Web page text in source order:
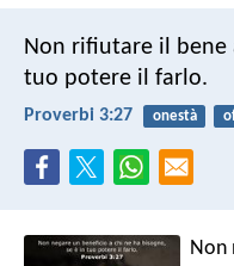
Non rifiutare il bene
tuo potere il farlo.
Proverbi 3:27 onestà
Non